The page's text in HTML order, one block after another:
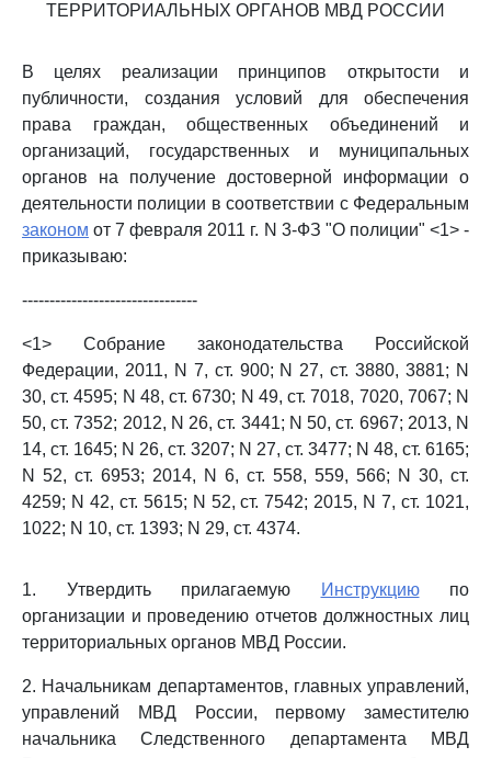
ТЕРРИТОРИАЛЬНЫХ ОРГАНОВ МВД РОССИИ
В целях реализации принципов открытости и
публичности, создания условий для обеспечения
права граждан, общественных объединений и
организаций, государственных и муниципальных
органов на получение достоверной информации о
деятельности полиции в соответствии с Федеральным
законом от 7 февраля 2011 г. N 3-ФЗ "О полиции" <1> -
приказываю:
--------------------------------
<1> Собрание законодательства Российской
Федерации, 2011, N 7, ст. 900; N 27, ст. 3880, 3881; N
30, ст. 4595; N 48, ст. 6730; N 49, ст. 7018, 7020, 7067; N
50, ст. 7352; 2012, N 26, ст. 3441; N 50, ст. 6967; 2013, N
14, ст. 1645; N 26, ст. 3207; N 27, ст. 3477; N 48, ст. 6165;
N 52, ст. 6953; 2014, N 6, ст. 558, 559, 566; N 30, ст.
4259; N 42, ст. 5615; N 52, ст. 7542; 2015, N 7, ст. 1021,
1022; N 10, ст. 1393; N 29, ст. 4374.
1. Утвердить прилагаемую Инструкциюпо
организации и проведению отчетов должностных лиц
территориальных органов МВД России.
2. Начальникам департаментов, главных управлений,
управлений МВД России, первому заместителю
начальника Следственного департамента МВД